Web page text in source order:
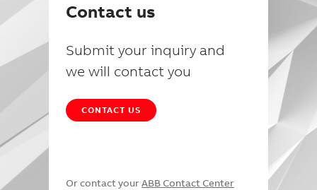
Contact us
Submit your inquiry and
we will contact you
CONTACT US
Or contact your ABB Contact Center